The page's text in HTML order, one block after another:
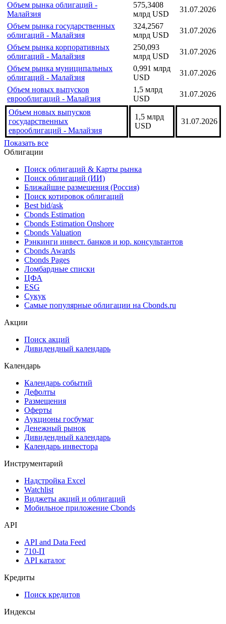
Объем рынка облигаций -
Малайзия
575,3408
млрд USD
31.07.2026
Объем рынка государственных
облигаций - Малайзия
324,2567
млрд USD
31.07.2026
Объем рынка корпоративных
облигаций - Малайзия
250,093
млрд USD
31.07.2026
Объем рынка муниципальных
облигаций - Малайзия
0,991 млрд
USD
31.07.2026
Объем новых выпусков
еврооблигаций - Малайзия
1,5 млрд
USD
31.07.2026
Объем новых выпусков
государственных
еврооблигаций - Малайзия
1,5 млрд
USD
31.07.2026
Показать все
Облигации
Поиск облигаций & Карты рынка
Поиск облигаций (ИИ)
Ближайшие размещения (Россия)
Поиск котировок облигаций
Best bid/ask
Cbonds Estimation
Cbonds Estimation Onshore
Cbonds Valuation
Рэнкинги инвест. банков и юр. консультантов
Cbonds Awards
Cbonds Pages
Ломбардные списки
ЦФА
ESG
Сукук
Самые популярные облигации на Cbonds.ru
Акции
Поиск акций
Дивидендный календарь
Календарь
Календарь событий
Дефолты
Размещения
Оферты
Аукционы госбумаг
Денежный рынок
Дивидендный календарь
Календарь инвестора
Инструментарий
Надстройка Excel
Watchlist
Виджеты акций и облигаций
Мобильное приложение Cbonds
API
API and Data Feed
710-П
API каталог
Кредиты
Поиск кредитов
Индексы